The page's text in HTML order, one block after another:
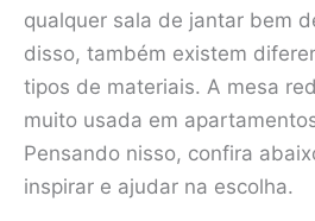
qualquer sala de jantar bem
disso, também existem
tipos de materiais. A mesa
muito usada em
Pensando nisso, confira
inspirar e ajudar na escolha.